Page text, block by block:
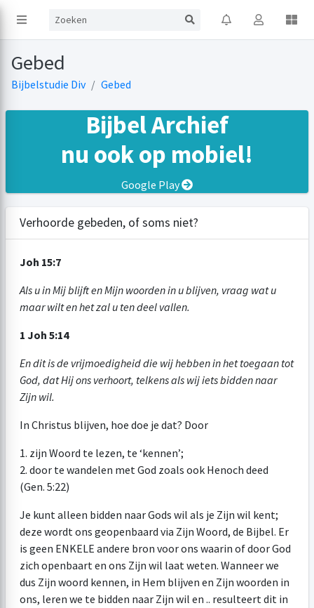
Gebed
Bijbelstudie Div Gebed
Bijbel Archief
nu ook op mobiel!
Google Play
Verhoorde gebeden, of soms niet?
Joh 15:7
Als u in Mij blijft en Mijn woorden in u blijven, vraag wat u
maar wilt en het zal u ten deel vallen.
1 Joh 5:14
En dit is de vrijmoedigheid die wij hebben in het toegaan tot
God, dat Hij ons verhoort, telkens als wij iets bidden naar
Zijn wil.
In Christus blijven, hoe doe je dat? Door
1. zijn Woord te lezen, te ‘kennen’;
2. door te wandelen met God zoals ook Henoch deed
(Gen. 5:22)
Je kunt alleen bidden naar Gods wil als je Zijn wil kent;
deze wordt ons geopenbaard via Zijn Woord, de Bijbel. Er
is geen ENKELE andere bron voor ons waarin of door God
zich openbaart en ons Zijn wil laat weten. Wanneer we
dus Zijn woord kennen, in Hem blijven en Zijn woorden in
ons, leren we te bidden naar Zijn wil en .. resulteert dit in